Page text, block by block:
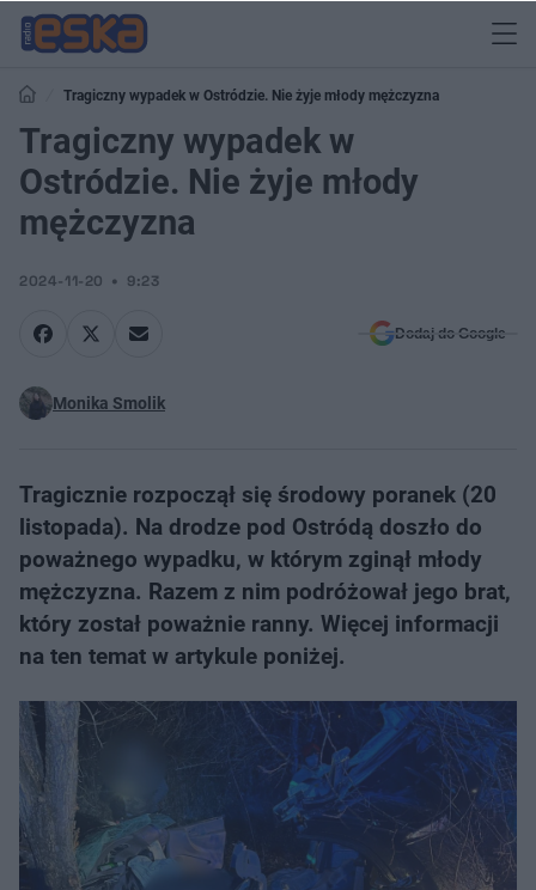
Tragiczny wypadek w Ostródzie. Nie żyje młody mężczyzna
Tragiczny wypadek w
Ostródzie. Nie żyje młody
mężczyzna
2024-11-20 9:23
Dodaj do Google
Monika Smolik
Tragicznie rozpoczął się środowy poranek (20
listopada). Na drodze pod Ostródą doszło do
poważnego wypadku, w którym zginął młody
mężczyzna. Razem z nim podróżował jego brat,
który został poważnie ranny. Więcej informacji
na ten temat w artykule poniżej.